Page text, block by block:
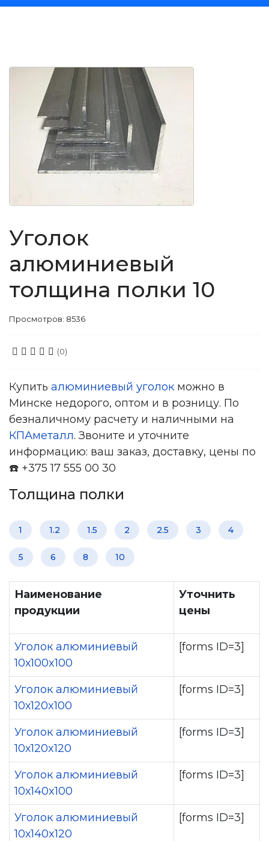
Уголок
алюминиевый
толщина полки 10
Просмотров: 8536
(0)
Купить алюминиевый уголок можно в
Минске недорого, оптом и в розницу. По
безналичному расчету и наличными на
КПАметалл. Звоните и уточните
информацию: ваш заказ, доставку, цены по
☎️ +375 17 555 00 30
Толщина полки
1 1.2 1.5 2 2.5 3 4
5 6 8 10
Наименование
продукции
Уточнить
цены
Уголок алюминиевый
10х100x100
[forms ID=3]
Уголок алюминиевый
10х120x100
[forms ID=3]
Уголок алюминиевый
10х120x120
[forms ID=3]
Уголок алюминиевый
10х140x100
[forms ID=3]
Уголок алюминиевый
10х140x120
[forms ID=3]